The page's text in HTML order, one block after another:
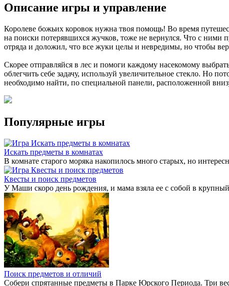
Описание игры и управление
Королеве божьих коровок нужна твоя помощь! Во время
на поиски потерявшихся жучков, тоже не вернулся. Что с
отряда и доложил, что все жуки целы и невредимы, но чтобы
Скорее отправляйся в лес и помоги каждому насекомому
облегчить себе задачу, используй увеличительное стекло. Но
необходимо найти, по специальной панели, расположенной
Популярные игры
Искать предметы в комнатах
В комнате старого моряка накопилось много старых, но
Квесты и поиск предметов
У Маши скоро день рождения, и мама взяла ее с собой в
Поиск предметов и отличий
Собери спрятанные предметы в Парке Юрского Периода. Три